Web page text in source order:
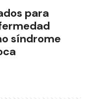
para
síndrome